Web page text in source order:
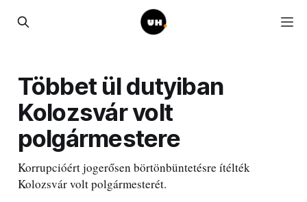
Többet ül dutyiban
Kolozsvár volt
polgármestere
Korrupcióért jogerősen börtönbüntetésre ítélték
Kolozsvár volt polgármesterét.